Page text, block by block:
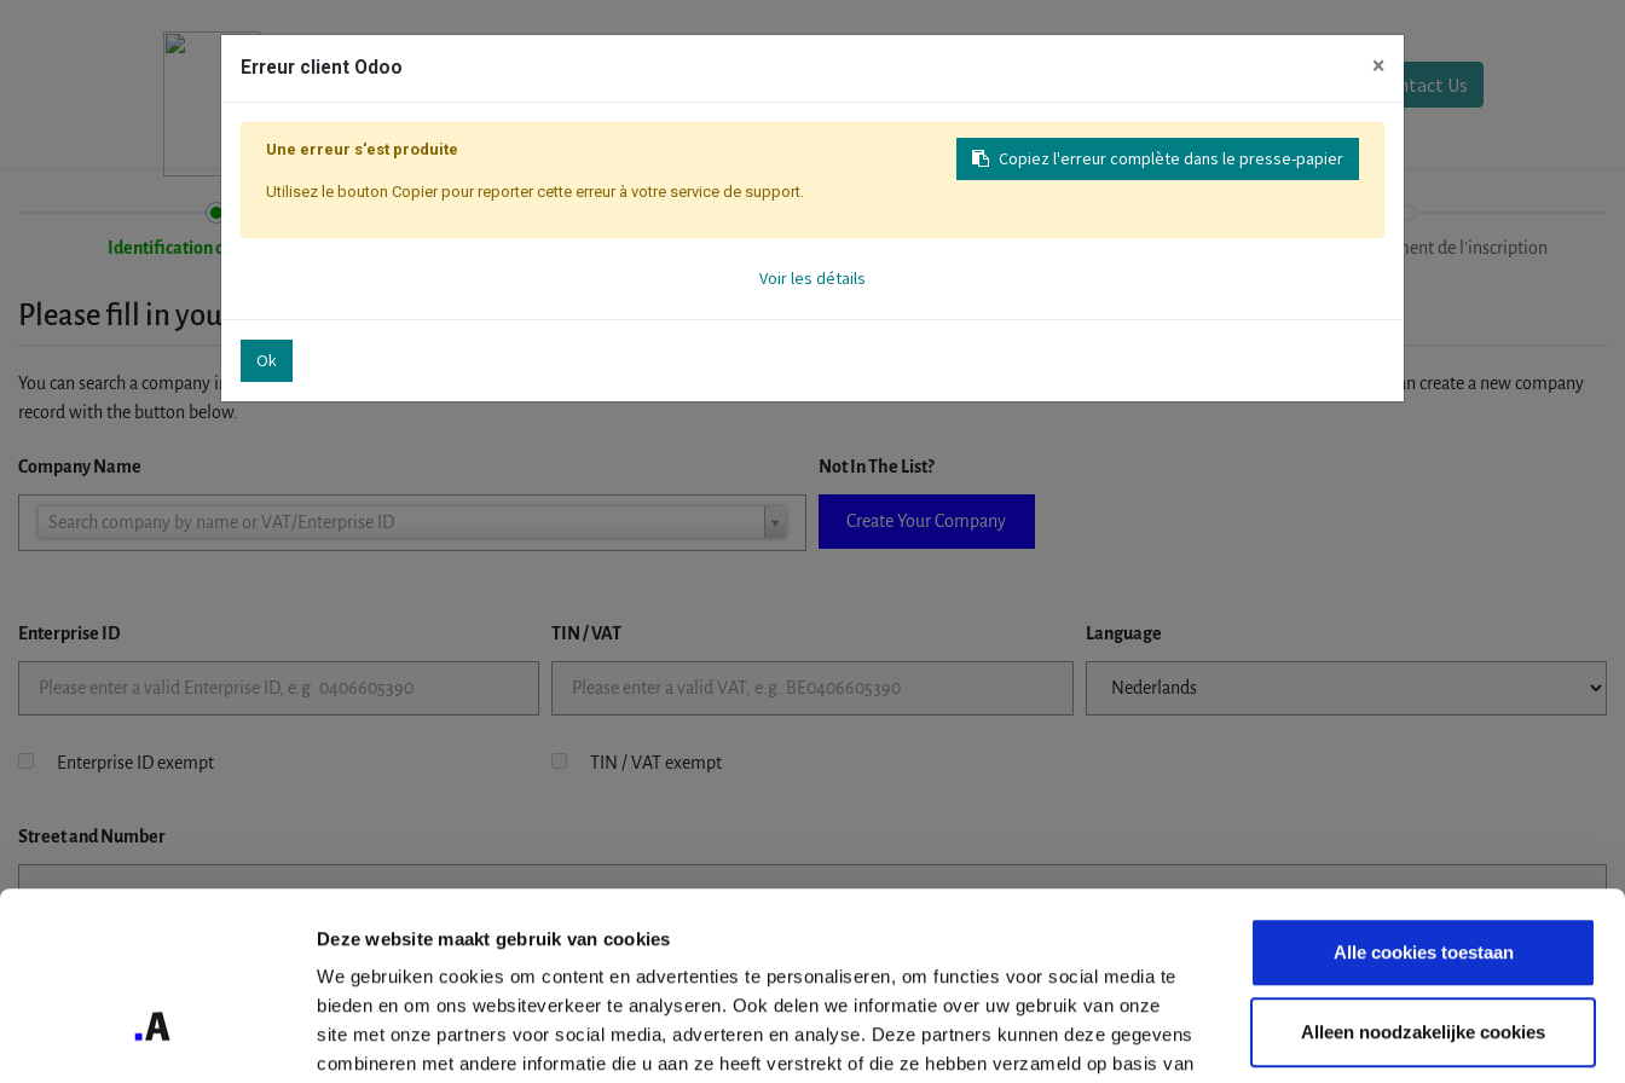
Deze website maakt gebruik van cookies
We gebruiken cookies om content en advertenties te personaliseren, om functies voor social media te
bieden en om ons websiteverkeer te analyseren. Ook delen we informatie over uw gebruik van onze
site met onze partners voor social media, adverteren en analyse. Deze partners kunnen deze gegevens
combineren met andere informatie die u aan ze heeft verstrekt of die ze hebben verzameld op basis van
Alle cookies toestaan
Alleen noodzakelijke cookies
Contact Us
Identification de l'entreprise Finalisation/Paiement de l'inscription
Please fill in your company details
You can search a company in our database by name, VAT or enterprise ID. When a company is selected it will auto-complete the form. If you don't find your company in our database, you can create a new company
record with the button below.
Company Name
Search company by name or VAT/Enterprise ID
Company
Not In The List?
Create Your Company
Enterprise ID TIN / VAT Language
Enterprise ID exempt TIN / VAT exempt
Streetand Number
Erreur client Odoo ×
Copiez l'erreur complète dans le presse-papier
Une erreur s'est produite
Utilisez le bouton Copier pour reporter cette erreur à votre service de support.
Voir les détails
Ok